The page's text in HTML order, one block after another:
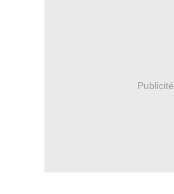
Publicité